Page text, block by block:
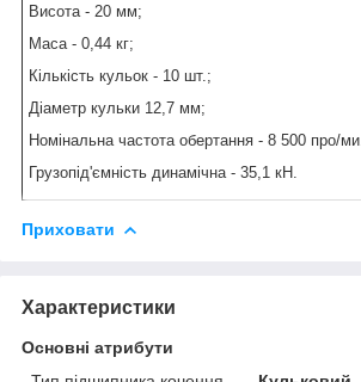
Висота - 20 мм;
Маса - 0,44 кг;
Кількість кульок - 10 шт.;
Діаметр кульки 12,7 мм;
Номінальна частота обертання - 8 500 про/ми.
Грузопід'ємність динамічна - 35,1 кН.
Приховати
Характеристики
Основні атрибути